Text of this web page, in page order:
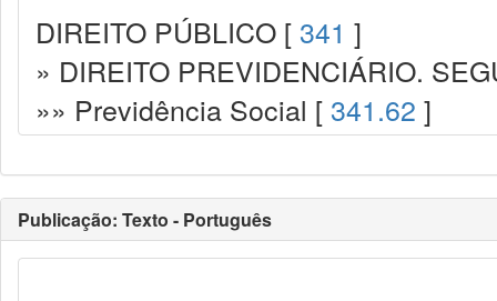
DIREITO PÚBLICO [ 341 ]
» DIREITO PREVIDENCIÁRIO.
»» Previdência Social [ 341.62 ]
Publicação: Texto - Português